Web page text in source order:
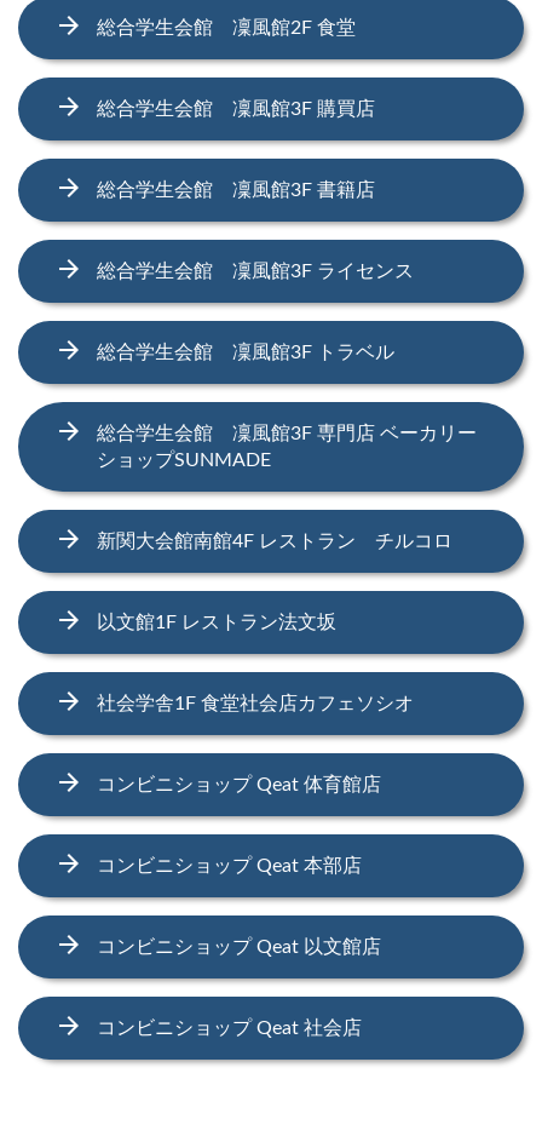
arrow_forward 総合学生会館 凜風館2F 食堂
arrow_forward 総合学生会館 凜風館3F 購買店
arrow_forward 総合学生会館 凜風館3F 書籍店
arrow_forward 総合学生会館 凜風館3F ライセンス
arrow_forward 総合学生会館 凜風館3F トラベル
arrow_forward
総合学生会館 凜風館3F 専門店 ベーカリー
ショップSUNMADE
arrow_forward 新関大会館南館4F レストラン チルコロ
arrow_forward 以文館1F レストラン法文坂
arrow_forward 社会学舎1F 食堂社会店カフェソシオ
arrow_forward コンビニショップ Qeat 体育館店
arrow_forward コンビニショップ Qeat 本部店
arrow_forward コンビニショップ Qeat 以文館店
arrow_forward コンビニショップ Qeat 社会店